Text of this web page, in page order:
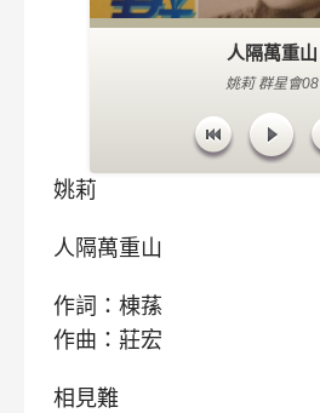
人隔萬重山
姚莉 群星會08
姚莉
人隔萬重山
作詞：棟蓀
作曲：莊宏
相見難